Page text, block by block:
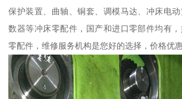
保护装置、曲轴、铜套、调模马达、冲床电
数器等冲床零配件，国产和进口零部件均有
零配件，维修服务机构是您好的选择，价格优